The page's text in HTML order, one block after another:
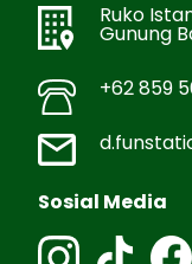
Ruko
Gunung
+62 859
Sosial Media